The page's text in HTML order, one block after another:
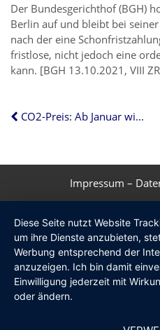
Der Bundesgerichthof (BGH)
Berlin auf und bleibt bei
nach der eine
fristlose, nicht jedoch eine
kann. [BGH 13.10.2021, VIII
CO2-Preis: Ab Januar wird Heizen noch teurer
Impressum –
Diese Seite nutzt Website
um ihre Dienste anzubieten,
Werbung entsprechend der
anzuzeigen. Ich bin damit
Einwilligung jederzeit mit
oder ändern.